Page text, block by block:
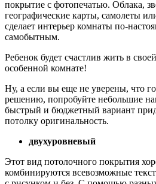
покрытие с фотопечатью. Облака,
географические карты, самолеты
сделает интерьер комнаты по-
самобытным.
Ребенок будет счастлив жить в
особенной комнате!
Ну, а если вы еще не уверены, что
решению, попробуйте небольшие
быстрый и бюджетный вариант
потолку оригинальность.
двухуровневый
Этот вид потолочного покрытия
комбинируются всевозможные